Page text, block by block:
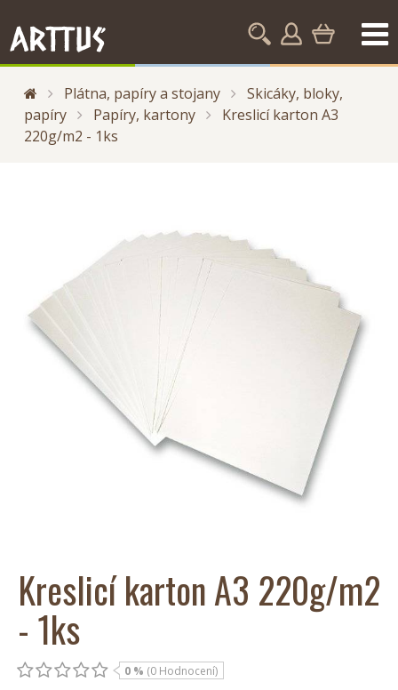
Plátna, papíry a stojany
Skicáky, bloky,
papíry
Papíry, kartony
Kreslicí karton A3
220g/m2 - 1ks
Kreslicí karton A3 220g/m2
- 1ks
0 % (0 Hodnocení)